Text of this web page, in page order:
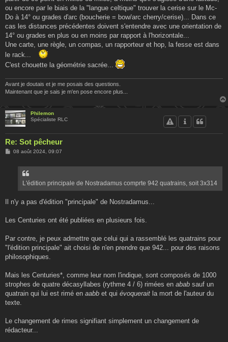
ou encore par le biais de la "langue celtique" trouver la cerise sur le Mc-
Do à 14° ou grades d'arc (boucherie = bow/arc cherry/cerise)... Dans ce
cas les distances précédentes doivent s'entendre avec une orientation de
14° ou grades en plus ou en moins par rapport à l'horizontale...
Une carte, une règle, un compas, un rapporteur et hop, la fesse est dans
le rack...
C'est chouette la géométrie sacrée...
Avant je doutais et je me posais des questions.
Maintenant que je sais je m'en pose encore plus...
Philemon
Spécialiste RLC
Re: Sot pêcheur
M08 août 2024, 09:07
L'édition principale de Nostradamus comprte 942 quatrains, soit 3x314
Il n'y a pas d'édition "principale" de Nostradamus...
Les Centuries ont été publiées en plusieurs fois.
Par contre, je peux admettre que celui qui a rassemblé les quatrains pour
"l'édition principale" ait choisi de n'en prendre que 942... pour des raisons
philosophiques.
Mais les Centuries*, comme leur nom l'indique, sont composés de 1000
strophes de quatre décasyllabes (rythme 4 / 6) rimées en abab sauf un
quatrain qui lui est rimé en aabb et qui évoquerait la mort de l'auteur du
texte.
Le changement de rimes signifiant simplement un changement de
rédacteur...